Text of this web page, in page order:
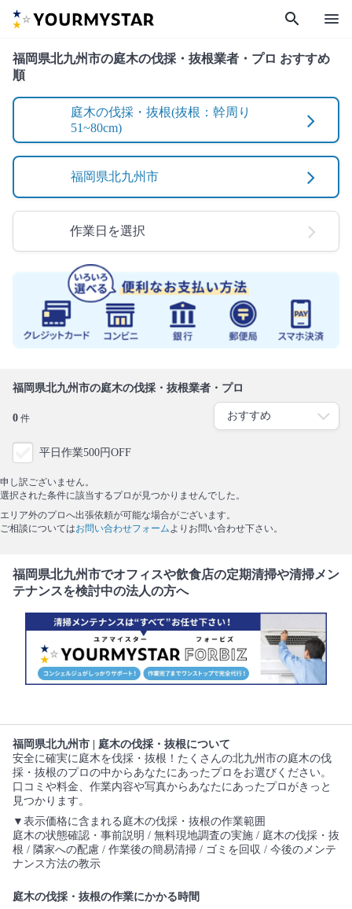
search menu
福岡県北九州市の庭木の伐採・抜根業者・プロ おすすめ
順
庭木の伐採・抜根(抜根：幹周り
51~80cm)
福岡県北九州市
作業日を選択
福岡県北九州市の庭木の伐採・抜根業者・プロ
0 件
平日作業500円OFF
申し訳ございません。
選択された条件に該当するプロが見つかりませんでした。
エリア外のプロへ出張依頼が可能な場合がございます。
ご相談についてはお問い合わせフォーム よりお問い合わせ下さい。
福岡県北九州市でオフィスや飲食店の定期清掃や清掃メン
テナンスを検討中の法人の方へ
福岡県北九州市 | 庭木の伐採・抜根について
安全に確実に庭木を伐採・抜根！たくさんの北九州市の庭木の伐
採・抜根のプロの中からあなたにあったプロをお選びください。
口コミや料金、作業内容や写真からあなたにあったプロがきっと
見つかります。
▼表示価格に含まれる庭木の伐採・抜根の作業範囲
庭木の状態確認・事前説明 / 無料現地調査の実施 / 庭木の伐採・抜
根 / 隣家への配慮 / 作業後の簡易清掃 / ゴミを回収 / 今後のメンテ
ナンス方法の教示
庭木の伐採・抜根の作業にかかる時間